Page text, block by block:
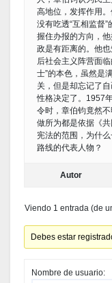
高地位，发挥作用
没有吃透“互相监督
握住办报的方向，
政是有距离的。他
后社会主义阵营面
士”的本色，虽然是
关，但是却忘记了
性格决定了。1957
令时，章伯钧竟然
做所为都是依据《
宪法的范围，为什
路线的代表人物？
Autor
Viendo 1 entrada (de
Debes estar
Nombre de usuario: